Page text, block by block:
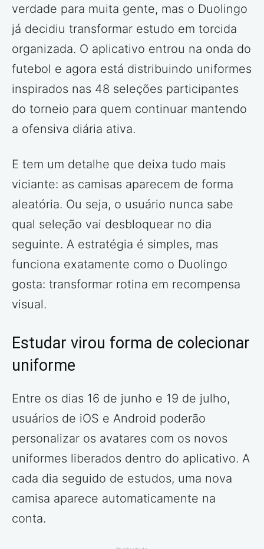
verdade para muita gente, mas o Duolingo
já decidiu transformar estudo em torcida
organizada. O aplicativo entrou na onda do
futebol e agora está distribuindo uniformes
inspirados nas 48 seleções participantes
do torneio para quem continuar mantendo
a ofensiva diária ativa.
E tem um detalhe que deixa tudo mais
viciante: as camisas aparecem de forma
aleatória. Ou seja, o usuário nunca sabe
qual seleção vai desbloquear no dia
seguinte. A estratégia é simples, mas
funciona exatamente como o Duolingo
gosta: transformar rotina em recompensa
visual.
Estudar virou forma de colecionar
uniforme
Entre os dias 16 de junho e 19 de julho,
usuários de iOS e Android poderão
personalizar os avatares com os novos
uniformes liberados dentro do aplicativo. A
cada dia seguido de estudos, uma nova
camisa aparece automaticamente na
conta.